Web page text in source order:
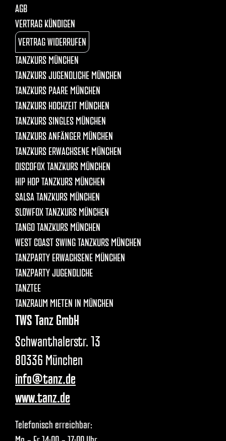
AGB
VERTRAG KÜNDIGEN
VERTRAG WIDERRUFEN
TANZKURS MÜNCHEN
TANZKURS JUGENDLICHE MÜNCHEN
TANZKURS PAARE MÜNCHEN
TANZKURS HOCHZEIT MÜNCHEN
TANZKURS SINGLES MÜNCHEN
TANZKURS ANFÄNGER MÜNCHEN
TANZKURS ERWACHSENE MÜNCHEN
DISCOFOX TANZKURS MÜNCHEN
HIP HOP TANZKURS MÜNCHEN
SALSA TANZKURS MÜNCHEN
SLOWFOX TANZKURS MÜNCHEN
TANGO TANZKURS MÜNCHEN
WEST COAST SWING TANZKURS MÜNCHEN
TANZPARTY ERWACHSENE MÜNCHEN
TANZPARTY JUGENDLICHE
TANZTEE
TANZRAUM MIETEN IN MÜNCHEN
TWS Tanz GmbH
Schwanthalerstr. 13
80336 München
info@tanz.de
www.tanz.de
Telefonisch erreichbar: